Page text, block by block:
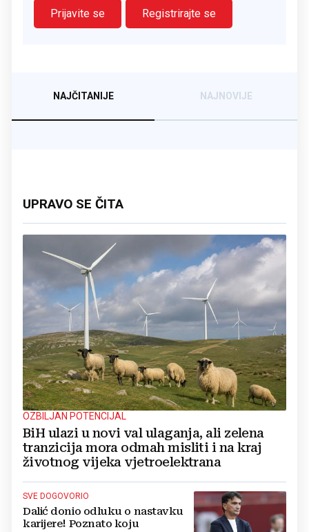
Prijavite se
Registrirajte se
NAJČITANIJE NAJNOVIJE
UPRAVO SE ČITA
OZBILJAN POTENCIJAL
BiH ulazi u novi val ulaganja, ali zelena
tranzicija mora odmah misliti i na kraj
životnog vijeka vjetroelektrana
SVE DOGOVORIO
Dalić donio odluku o nastavku
karijere! Poznato koju